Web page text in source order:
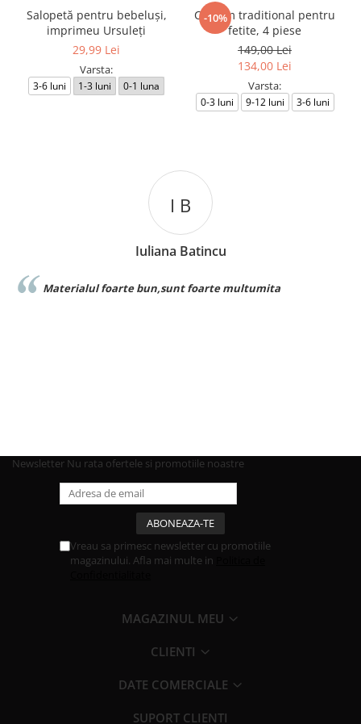
Salopetă pentru bebeluși,
imprimeu Ursuleți
29,99 Lei
Varsta:
3-6 luni 1-3 luni 0-1 luna
-10%
Costum traditional pentru
fetite, 4 piese
149,00 Lei
134,00 Lei
Varsta:
0-3 luni 9-12 luni 3-6 luni
I B
Iuliana Batincu
Materialul foarte bun,sunt foarte multumita
Newsletter Nu rata ofertele si promotiile noastre
Vreau sa primesc newsletter cu promotiile
magazinului. Afla mai multe in
MAGAZINUL MEU
CLIENTI
DATE COMERCIALE
SUPORT CLIENTI